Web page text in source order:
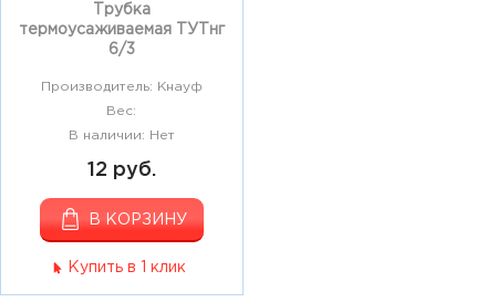
Трубка
термоусаживаемая ТУТнг
6/3
Производитель: Кнауф
Вес:
В наличии: Нет
12 руб.
В КОРЗИНУ
Купить в 1 клик